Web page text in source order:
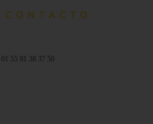
01 55 91 38 37 50